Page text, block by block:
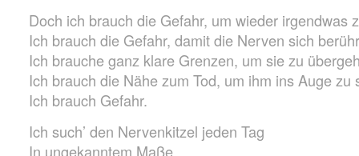
Doch ich brauch die Gefahr, um wieder irgendwas
Ich brauch die Gefahr, damit die Nerven sich
Ich brauche ganz klare Grenzen, um sie zu
Ich brauch die Nähe zum Tod, um ihm ins Auge zu
Ich brauch Gefahr.
Ich such’ den Nervenkitzel jeden Tag
In ungekanntem Maße.